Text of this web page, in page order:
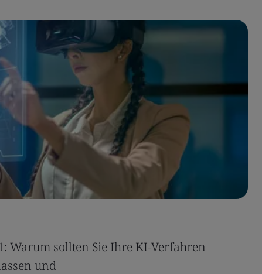
Warum sollten Sie Ihre KI-Verfahren
und